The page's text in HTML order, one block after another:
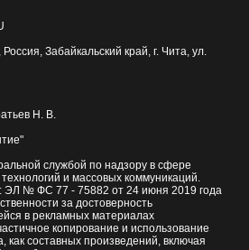
, Россия, Забайкальский край, г. Чита, ул.
Н. В.
службой по надзору в сфере
и массовых коммуникаций.
ЭЛ № ФС 77 - 75882 от 24 июня 2019 года
за достоверность
в рекламных материалах
копирование и использование
как составных произведений, включая